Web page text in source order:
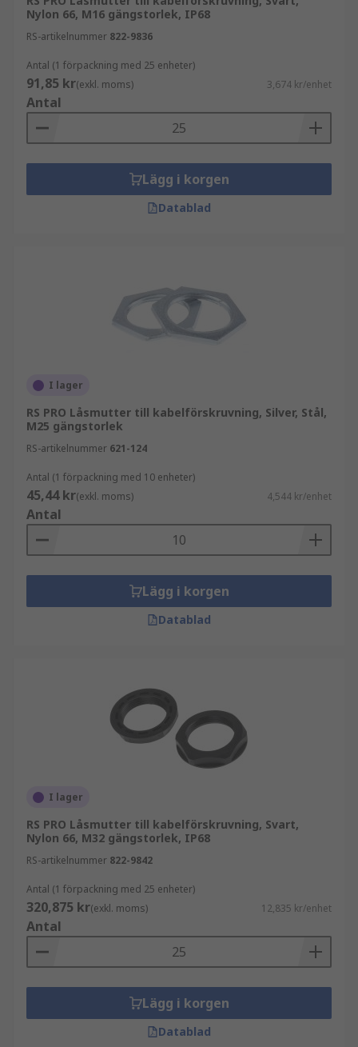
Nylon 66, M16 gängstorlek, IP68
RS-artikelnummer 822-9836
Antal (1 förpackning med 25 enheter)
91,85 kr(exkl. moms) 3,674 kr/enhet
Antal
Lägg i korgen
Datablad
I lager
RS PRO Låsmutter till kabelförskruvning, Silver, Stål,
M25 gängstorlek
RS-artikelnummer 621-124
Antal (1 förpackning med 10 enheter)
45,44 kr(exkl. moms) 4,544 kr/enhet
Antal
Lägg i korgen
Datablad
I lager
RS PRO Låsmutter till kabelförskruvning, Svart,
Nylon 66, M32 gängstorlek, IP68
RS-artikelnummer 822-9842
Antal (1 förpackning med 25 enheter)
320,875 kr(exkl. moms) 12,835 kr/enhet
Antal
Lägg i korgen
Datablad